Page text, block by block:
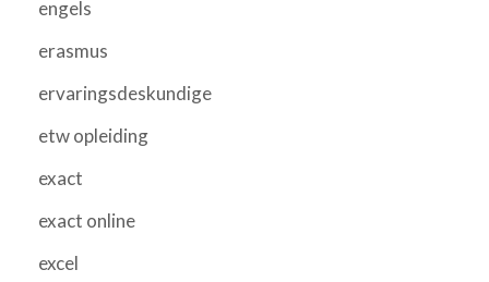
engels
erasmus
ervaringsdeskundige
etw opleiding
exact
exact online
excel